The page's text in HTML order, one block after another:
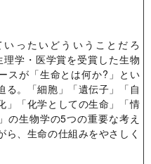
ったいどういうことだろ
学・医学賞を受賞した生物
スが「生命とは何か?」とい
る。「細胞」「遺伝子」「自
」「化学としての生命」「情
の生物学の5つの重要な考え
ら、生命の仕組みをやさしく